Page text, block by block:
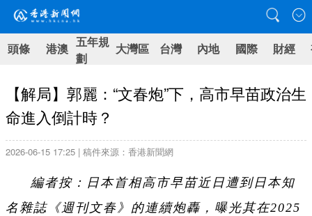
頭條 港澳 五年規
劃
大灣區 台灣 內地 國際 財經
【解局】郭麗：“文春炮”下，高市早苗政治生
命進入倒計時？
2026-06-15 17:25 | 稿件來源：香港新聞網
編者按：日本首相高市早苗近日遭到日本知
名雜誌《週刊文春》的連續炮轟，曝光其在2025